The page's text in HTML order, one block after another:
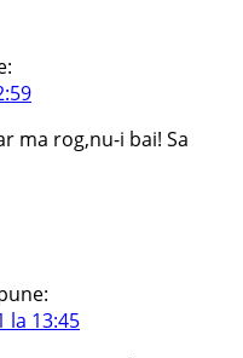
ma rog,nu-i bai! Sa
la 13:45